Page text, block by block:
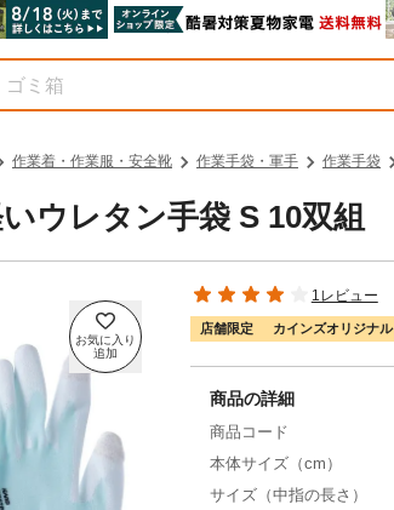
作業着・作業服・安全靴 作業手袋・軍手 作業手袋
ウレタン手袋 S 10双組
1レビュー
店舗限定 カインズオリジナル
商品の詳細
商品コード
本体サイズ（cm）
サイズ（中指の長さ）